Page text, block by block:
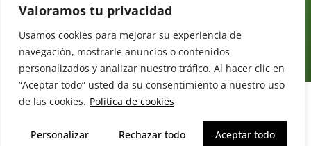
Valoramos tu privacidad
Usamos cookies para mejorar su experiencia de
navegación, mostrarle anuncios o contenidos
personalizados y analizar nuestro tráfico. Al hacer clic en
“Aceptar todo” usted da su consentimiento a nuestro uso
de las cookies. Política de cookies
Personalizar Rechazar todo Aceptar todo
Tel: (+34) 954
redaccion@revistamercados.com
TELEGRAM
CONTACTO